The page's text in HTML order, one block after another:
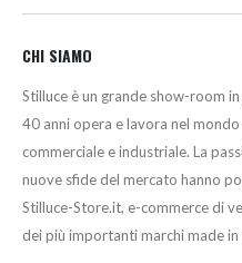
CHI SIAMO
Stilluce è un grande show-room
40 anni opera e lavora nel
commerciale e industriale. La
nuove sfide del mercato hanno
Stilluce-Store.it, e-commerce di
dei più importanti marchi made